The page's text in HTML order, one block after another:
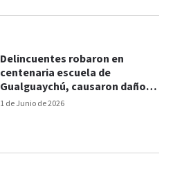
1 de Junio de 2026
Delincuentes robaron en
centenaria escuela de
Gualguaychú, causaron daños
y “desvalijaron” el comedor